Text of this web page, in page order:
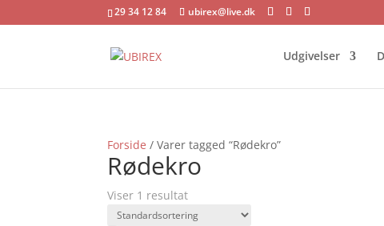
29 34 12 84 ubirex@live.dk
Udgivelser
Forside / Varer tagged “Rødekro”
Rødekro
Viser 1 resultat